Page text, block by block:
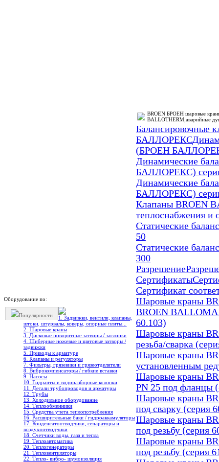
Оборудование по:
Популярности
1. Задвижки, вентили, клапаны,
штоки, штурвалы, коверы, опорные плиты...
2. Шаровые краны
3. Дисковые поворотные затворы / заслонки
4. Шиберные ножевые и щитовые затворы /
задвижки
5. Приводы к арматуре
6. Клапаны и регуляторы
7. Фильтры, грязевики и грязеотделители
8. Виброкомпенсаторы / гибкие вставки
9. Насосы
10. Гидранты и водоразборные колонки
11. Детали трубопроводов и арматуры
12. Трубы
13. Холодильное oборудование
14. Теплообменники
15. Средства учета теплопотребления
16. Расширительные баки / гидроаккамуляторы
17. Конденсатоотводчики, сепараторы и
воздухоотводчики
18. Счетчики воды, газа и тепла
19. Теплоавтоматика
20. Теплогенераторы
21. Тепловентиляторы
22. Тепло- вибро- шумоизоляция
BROEN БРОЕН шаровые
BALLOTHERM,аварийные
Балансировочные
БАЛЛОРЕКС
(БРОЕН
Динамические
БАЛЛОРЕКС)
Динамические
БАЛЛОРЕКС)
Клапаны BROEN
теплоснабжения и
Статические
50
Статические
300
Разрешение
Сертификаты
Сертификат
Шаровые краны
BROEN
60.103)
Шаровые краны
резьба/сварка
Шаровые краны
установленным
Шаровые краны
PN 25 под фланцы
Шаровые краны
под сварку (cерия
Шаровые краны
под резьбу (cерия
Шаровые краны
под резьбу (cерия